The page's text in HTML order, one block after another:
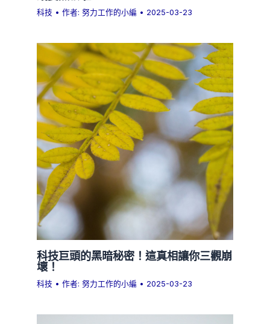
科技 • 作者:努力工作的小編 • 2025-03-23
科技巨頭的黑暗秘密！這真相讓你三觀崩
壞！
科技 • 作者:努力工作的小編 • 2025-03-23